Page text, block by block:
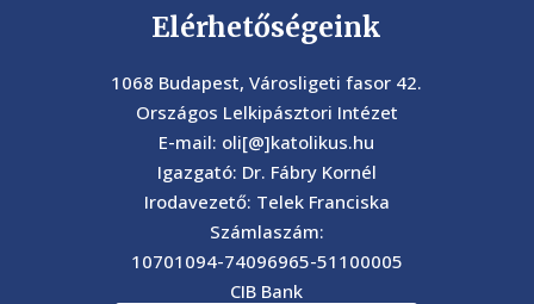
Elérhetőségeink
1068 Budapest, Városligeti fasor 42.
Országos Lelkipásztori Intézet
E-mail: oli[@]katolikus.hu
Igazgató: Dr. Fábry Kornél
Irodavezető: Telek Franciska
Számlaszám:
10701094-74096965-51100005
CIB Bank